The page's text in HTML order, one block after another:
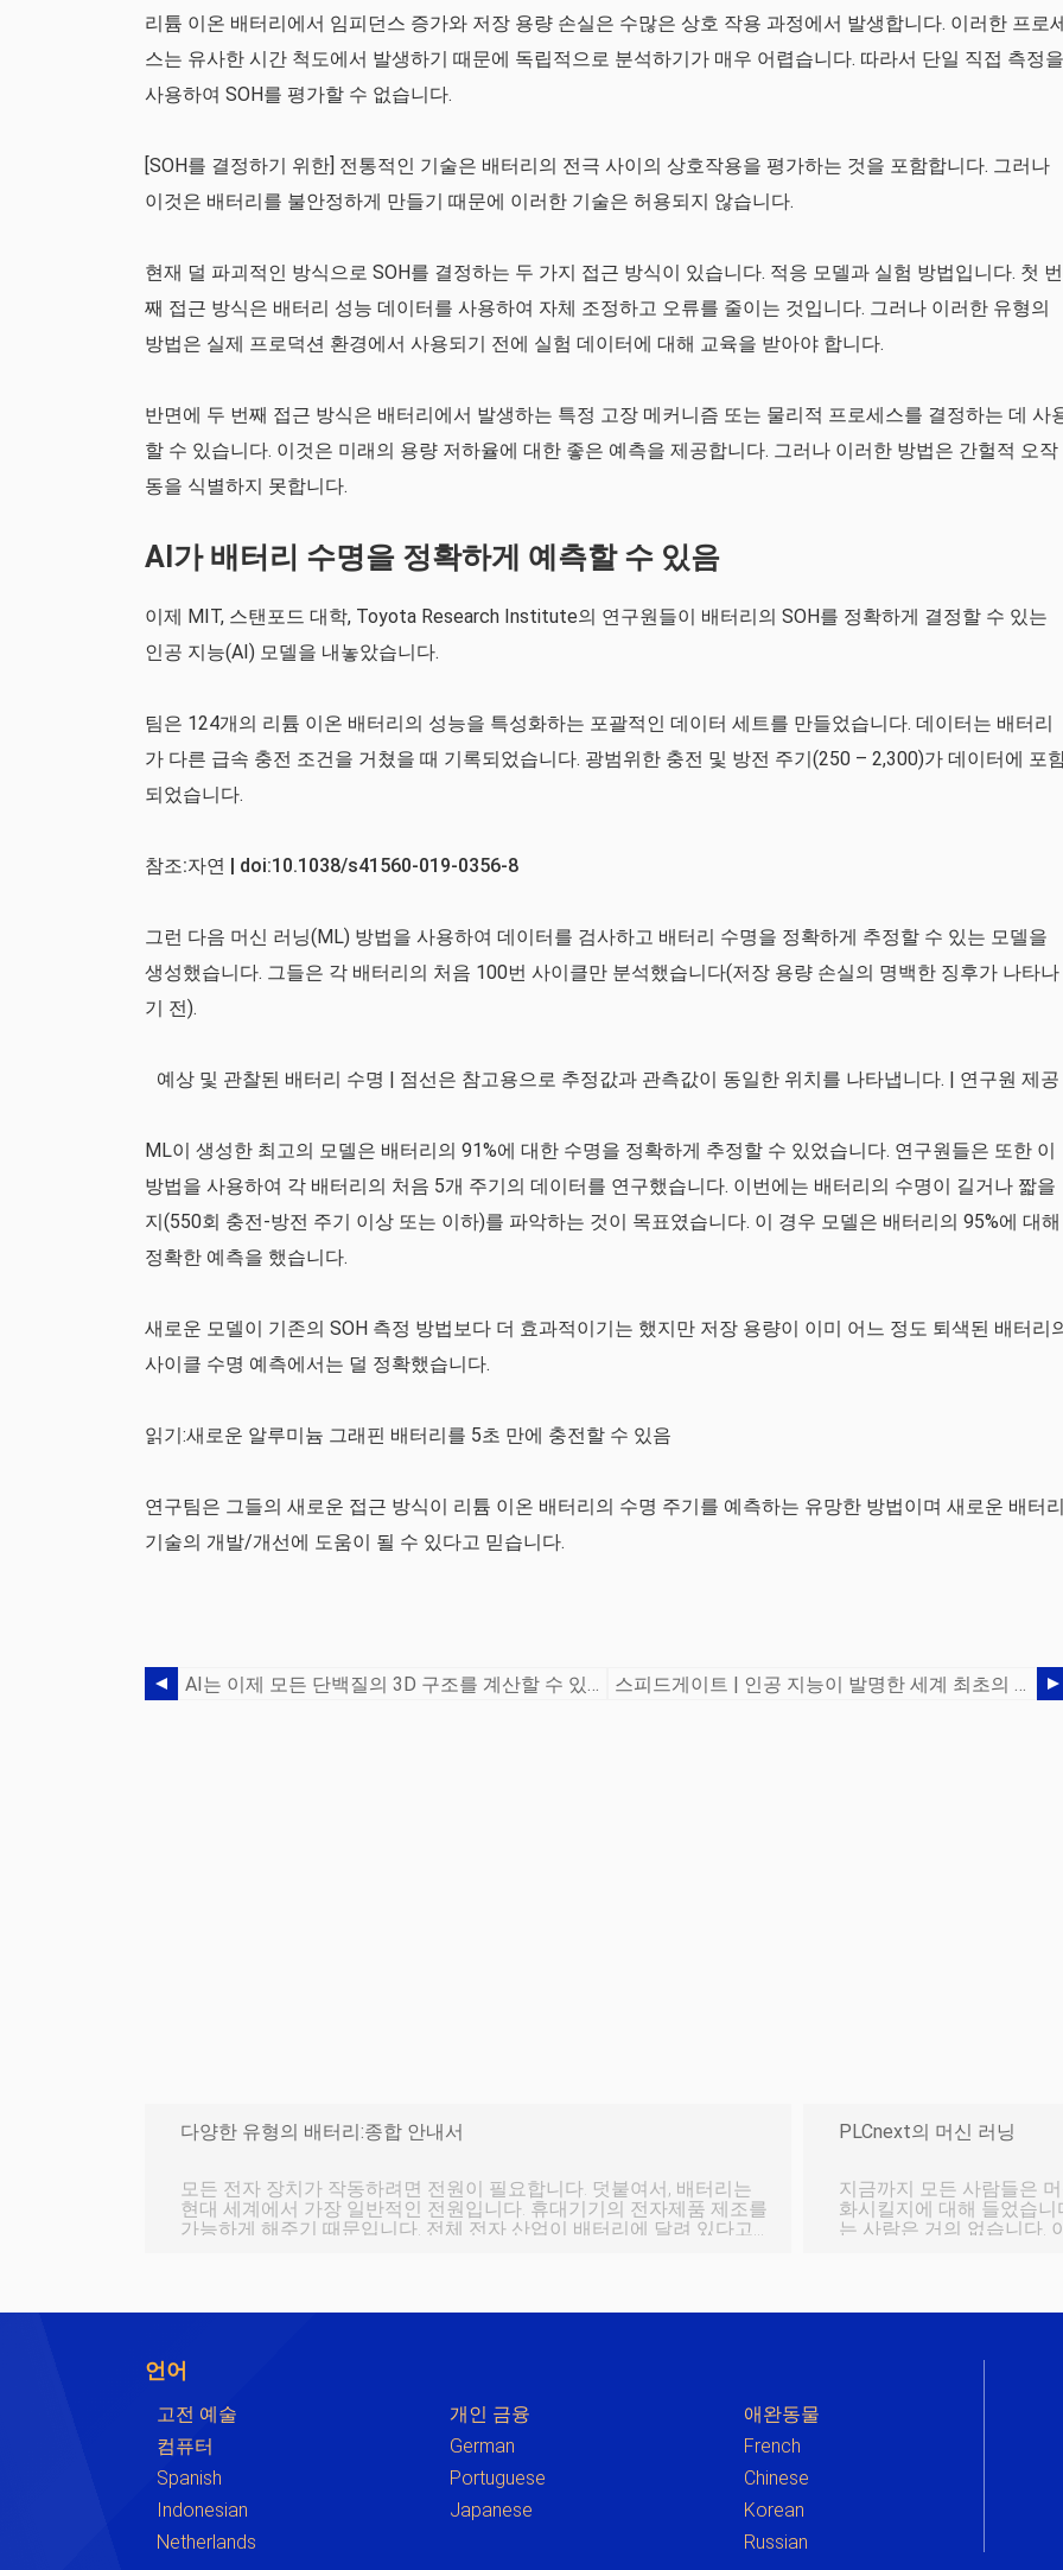
리튬 이온 배터리에서 임피던스 증가와 저장 용량 손실은 수많은 상호 작용 과정에서 발생합니다. 이러한 프로
스는 유사한 시간 척도에서 발생하기 때문에 독립적으로 분석하기가 매우 어렵습니다. 따라서 단일 직접 측정을
사용하여 SOH를 평가할 수 없습니다.
[SOH를 결정하기 위한] 전통적인 기술은 배터리의 전극 사이의 상호작용을 평가하는 것을 포함합니다. 그러나
이것은 배터리를 불안정하게 만들기 때문에 이러한 기술은 허용되지 않습니다.
현재 덜 파괴적인 방식으로 SOH를 결정하는 두 가지 접근 방식이 있습니다. 적응 모델과 실험 방법입니다. 첫 번
째 접근 방식은 배터리 성능 데이터를 사용하여 자체 조정하고 오류를 줄이는 것입니다. 그러나 이러한 유형의
방법은 실제 프로덕션 환경에서 사용되기 전에 실험 데이터에 대해 교육을 받아야 합니다.
반면에 두 번째 접근 방식은 배터리에서 발생하는 특정 고장 메커니즘 또는 물리적 프로세스를 결정하는 데 사
할 수 있습니다. 이것은 미래의 용량 저하율에 대한 좋은 예측을 제공합니다. 그러나 이러한 방법은 간헐적 오작
동을 식별하지 못합니다.
AI가 배터리 수명을 정확하게 예측할 수 있음
이제 MIT, 스탠포드 대학, Toyota Research Institute의 연구원들이 배터리의 SOH를 정확하게 결정할 수 있는
인공 지능(AI) 모델을 내놓았습니다.
팀은 124개의 리튬 이온 배터리의 성능을 특성화하는 포괄적인 데이터 세트를 만들었습니다. 데이터는 배터리
가 다른 급속 충전 조건을 거쳤을 때 기록되었습니다. 광범위한 충전 및 방전 주기(250 – 2,300)가 데이터에 포
되었습니다.
참조:자연 | doi:10.1038/s41560-019-0356-8
그런 다음 머신 러닝(ML) 방법을 사용하여 데이터를 검사하고 배터리 수명을 정확하게 추정할 수 있는 모델을
생성했습니다. 그들은 각 배터리의 처음 100번 사이클만 분석했습니다(저장 용량 손실의 명백한 징후가 나타나
기 전).
예상 및 관찰된 배터리 수명 | 점선은 참고용으로 추정값과 관측값이 동일한 위치를 나타냅니다. | 연구원 제공
ML이 생성한 최고의 모델은 배터리의 91%에 대한 수명을 정확하게 추정할 수 있었습니다. 연구원들은 또한 이
방법을 사용하여 각 배터리의 처음 5개 주기의 데이터를 연구했습니다. 이번에는 배터리의 수명이 길거나 짧을
지(550회 충전-방전 주기 이상 또는 이하)를 파악하는 것이 목표였습니다. 이 경우 모델은 배터리의 95%에 대해
정확한 예측을 했습니다.
새로운 모델이 기존의 SOH 측정 방법보다 더 효과적이기는 했지만 저장 용량이 이미 어느 정도 퇴색된 배터리
사이클 수명 예측에서는 덜 정확했습니다.
읽기:새로운 알루미늄 그래핀 배터리를 5초 만에 충전할 수 있음
연구팀은 그들의 새로운 접근 방식이 리튬 이온 배터리의 수명 주기를 예측하는 유망한 방법이며 새로운 배터
기술의 개발/개선에 도움이 될 수 있다고 믿습니다.
AI는 이제 모든 단백질의 3D 구조를 계산할 수 있습니다 스피드게이트 | 인공 지능이 발명한 세계 최초의 스포츠
다양한 유형의 배터리:종합 안내서
모든 전자 장치가 작동하려면 전원이 필요합니다. 덧붙여서, 배터리는
현대 세계에서 가장 일반적인 전원입니다. 휴대기기의 전자제품 제조를
가능하게 해주기 때문입니다. 전체 전자 산업이 배터리에 달려 있다고
게 만드는 요소 및 용도에 대해 설명합니다. 배터리란 무엇입니까? 배터
PLCnext의 머신 러닝
지금까지 모든 사람들은
화시킬지에 대해 들었습
는 사람은 거의 없습니다.
해 설명합니다. 진행하지
언어
고전 예술 개인 금융
애완동물
컴퓨터
German
French
Spanish
Portuguese
Chinese
Indonesian
Japanese
Korean
Netherlands
Russian